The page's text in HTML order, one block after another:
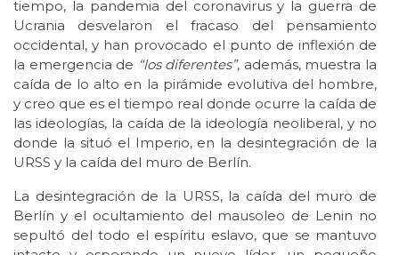
tiempo, la pandemia del coronavirus y la guerra de
Ucrania desvelaron el fracaso del pensamiento
occidental, y han provocado el punto de inflexión de
la emergencia de “los diferentes”, además, muestra la
caída de lo alto en la pirámide evolutiva del hombre,
y creo que es el tiempo real donde ocurre la caída de
las ideologías, la caída de la ideología neoliberal, y no
donde la situó el Imperio, en la desintegración de la
URSS y la caída del muro de Berlín.
La desintegración de la URSS, la caída del muro de
Berlín y el ocultamiento del mausoleo de Lenin no
sepultó del todo el espíritu eslavo, que se mantuvo